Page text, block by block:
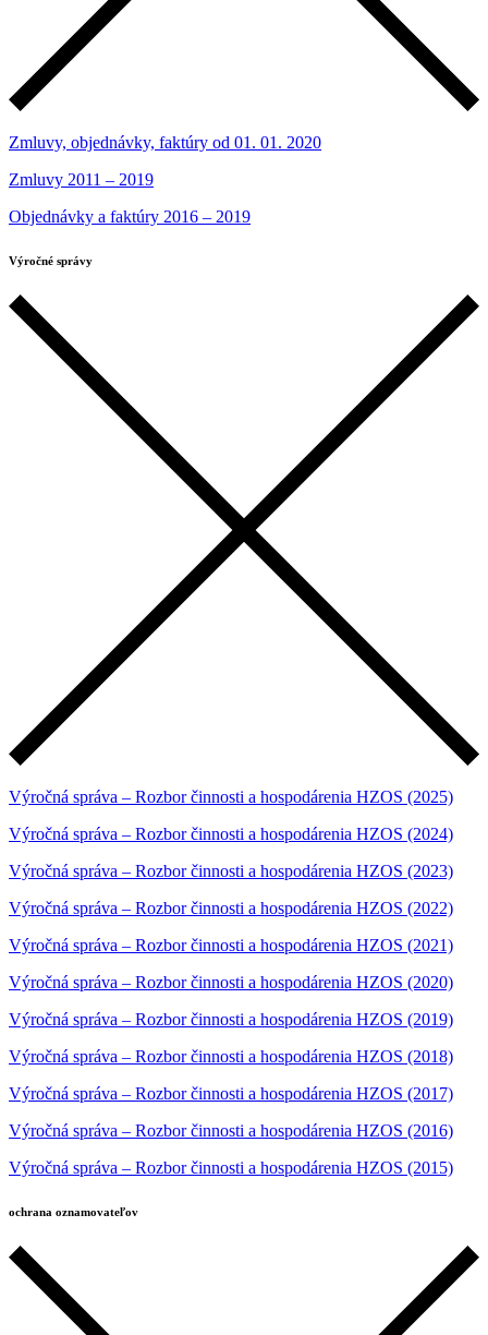
Zmluvy, objednávky, faktúry od 01. 01. 2020
Zmluvy 2011 – 2019
Objednávky a faktúry 2016 – 2019
Výročné správy
Výročná správa – Rozbor činnosti a hospodárenia HZOS (2025)
Výročná správa – Rozbor činnosti a hospodárenia HZOS (2024)
Výročná správa – Rozbor činnosti a hospodárenia HZOS (2023)
Výročná správa – Rozbor činnosti a hospodárenia HZOS (2022)
Výročná správa – Rozbor činnosti a hospodárenia HZOS (2021)
Výročná správa – Rozbor činnosti a hospodárenia HZOS (2020)
Výročná správa – Rozbor činnosti a hospodárenia HZOS (2019)
Výročná správa – Rozbor činnosti a hospodárenia HZOS (2018)
Výročná správa – Rozbor činnosti a hospodárenia HZOS (2017)
Výročná správa – Rozbor činnosti a hospodárenia HZOS (2016)
Výročná správa – Rozbor činnosti a hospodárenia HZOS (2015)
ochrana oznamovateľov